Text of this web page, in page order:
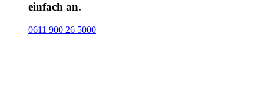
einfach an.
0611 900 26 5000